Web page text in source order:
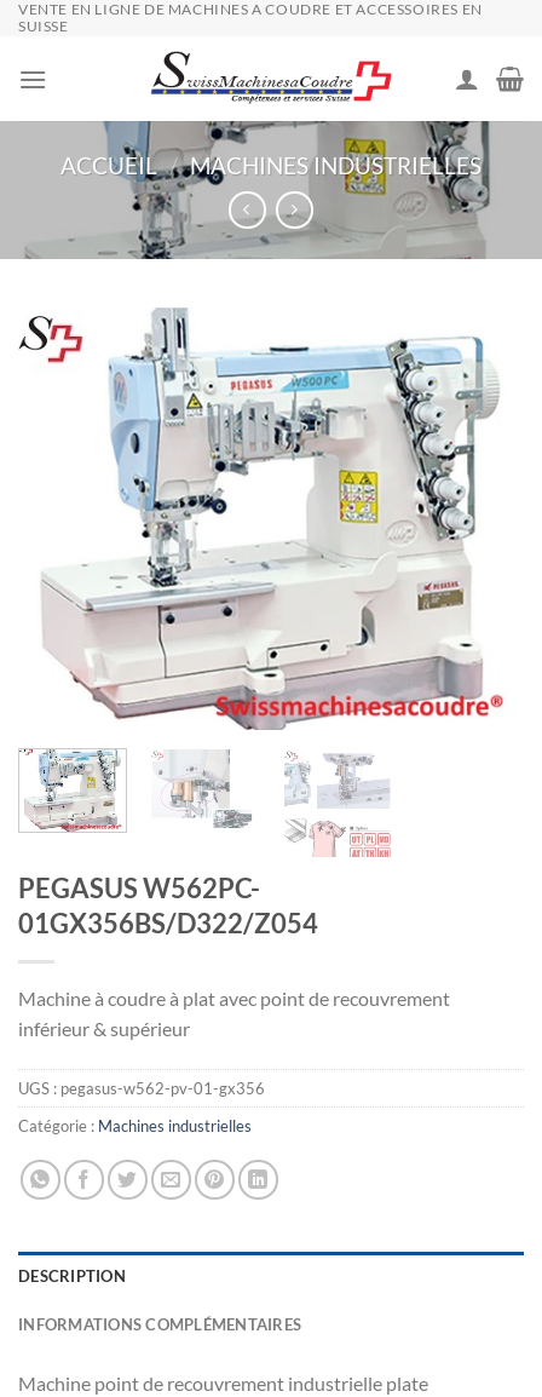
Passer
contenu
VENTE EN LIGNE DE MACHINES A COUDRE ET ACCESSOIRES EN
SUISSE
ACCUEIL / MACHINES INDUSTRIELLES
PEGASUS W562PC-
01GX356BS/D322/Z054
Machine à coudre à plat avec point de recouvrement
inférieur & supérieur
UGS : pegasus-w562-pv-01-gx356
Catégorie : Machines industrielles
DESCRIPTION
INFORMATIONS COMPLÉMENTAIRES
Machine point de recouvrement industrielle plate